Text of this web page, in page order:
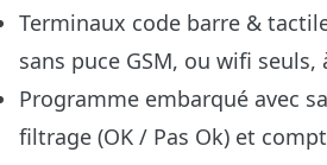
Terminaux code barre &
sans puce GSM, ou wifi seuls,
Programme embarqué avec
filtrage (OK / Pas Ok) et